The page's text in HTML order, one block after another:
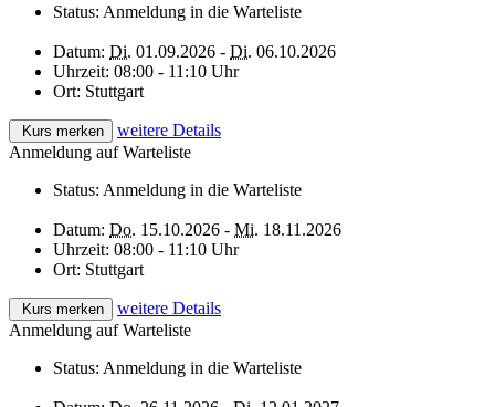
Status: Anmeldung in die Warteliste
Datum: Di. 01.09.2026 - Di. 06.10.2026
Uhrzeit: 08:00 - 11:10 Uhr
Ort: Stuttgart
Kurs merken
weitere Details
Anmeldung auf Warteliste
Status: Anmeldung in die Warteliste
Datum: Do. 15.10.2026 - Mi. 18.11.2026
Uhrzeit: 08:00 - 11:10 Uhr
Ort: Stuttgart
Kurs merken
weitere Details
Anmeldung auf Warteliste
Status: Anmeldung in die Warteliste